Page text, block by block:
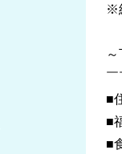
※
￣
■
■
■